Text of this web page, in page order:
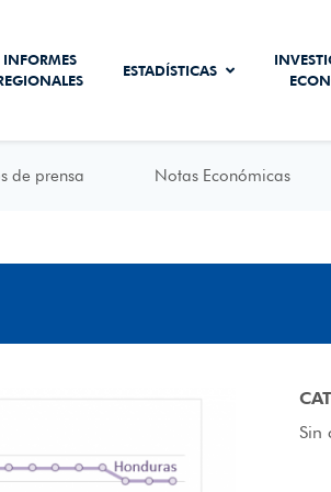
INFORMES
ESTADÍSTICAS
de prensa Notas Económicas
Sin